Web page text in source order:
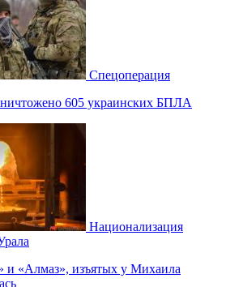
Спецоперация
605 украинских БПЛА
Национализация
«Алмаз», изъятых у Михаила